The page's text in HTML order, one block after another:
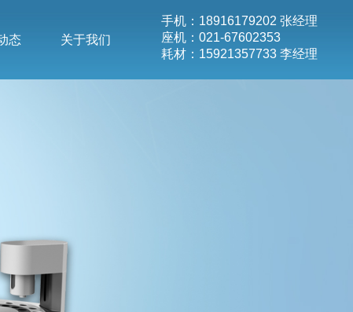
态 关于我们
手机：18916179202 张经理
座机：021-67602353
耗材：15921357733 李经理